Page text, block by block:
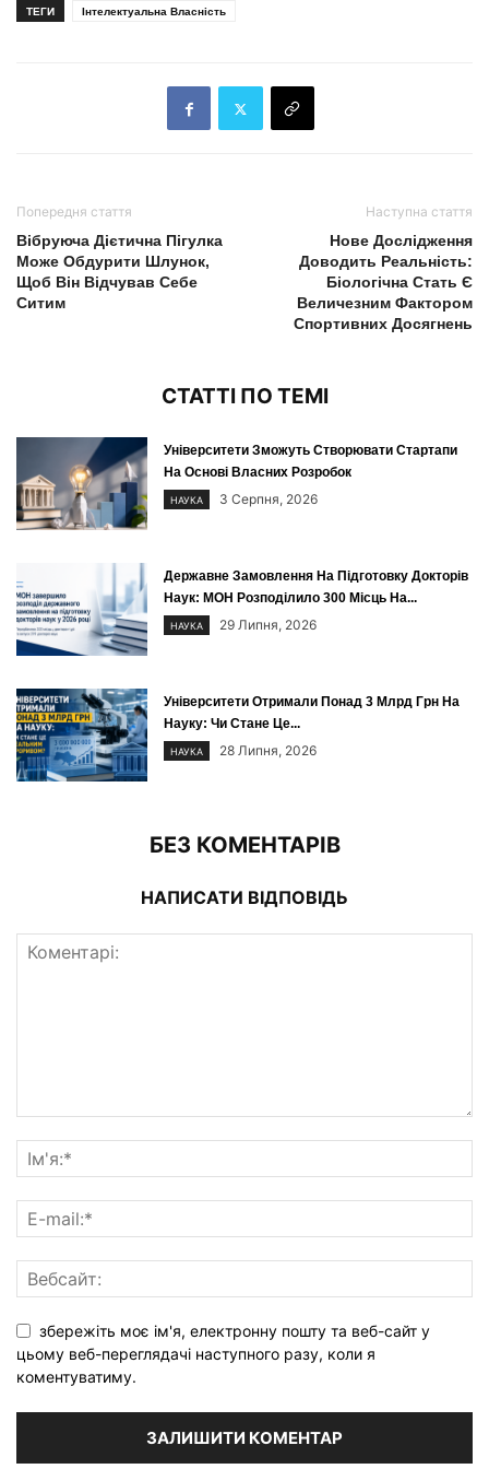
ТЕГИ Інтелектуальна Власність
Попередня стаття
Вібруюча Дієтична Пігулка
Може Обдурити Шлунок,
Щоб Він Відчував Себе
Ситим
Наступна стаття
Нове Дослідження
Доводить Реальність:
Біологічна Стать Є
Величезним Фактором
Спортивних Досягнень
СТАТТІ ПО ТЕМІ
Університети Зможуть Створювати Стартапи
На Основі Власних Розробок
НАУКА 3 Серпня, 2026
Державне Замовлення На Підготовку Докторів
Наук: МОН Розподілило 300 Місць На...
НАУКА 29 Липня, 2026
Університети Отримали Понад 3 Млрд Грн На
Науку: Чи Стане Це...
НАУКА 28 Липня, 2026
БЕЗ КОМЕНТАРІВ
НАПИСАТИ ВІДПОВІДЬ
збережіть моє ім'я, електронну пошту та веб-сайт у
цьому веб-переглядачі наступного разу, коли я
коментуватиму.